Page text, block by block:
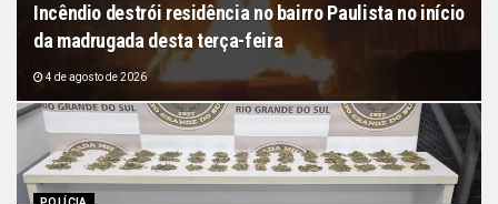
Incêndio destrói residência no bairro Paulista no início
da madrugada desta terça-feira
4 de agosto de 2026